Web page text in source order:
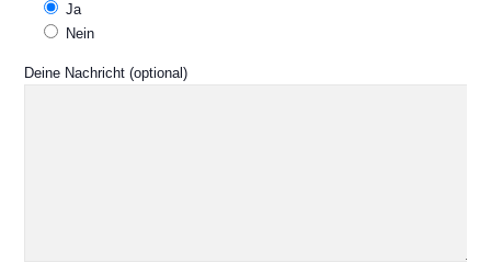
Ja
Nein
Deine Nachricht (optional)